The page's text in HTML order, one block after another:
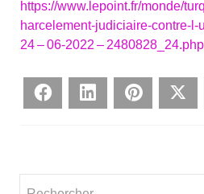
https://www.lepoint.fr/monde/
harcelement-judiciaire-contre-
24 – 06-2022 – 2480828_24.php
Face­bookLin­ke­dIn Pin­te­rest